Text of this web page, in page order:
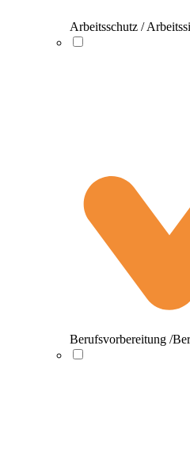
Arbeitsschutz /
Berufsvorbereitung /